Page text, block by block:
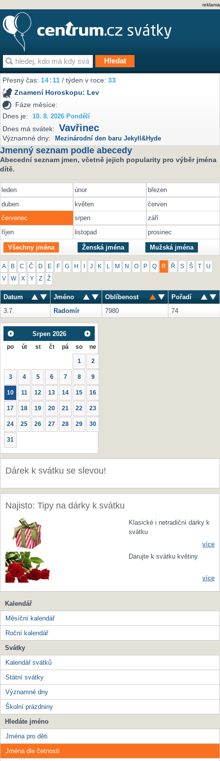
reklama
Přesný čas:14:11 / týden v roce:33
Znamení Horoskopu: Lev
Fáze měsíce:
Dnes je:
10. 8. 2026 Pondělí
Dnes má svátek: Vavřinec
Významné dny: Mezinárodní den baru Jekyll&Hyde
Jmenný seznam podle abecedy
Abecední seznam jmen, včetně jejich popularity pro výběr jména
dítě.
leden únor
březen
duben
květen
červen
červenec
srpen
září
říjen
listopad prosinec
Všechny jména Ženská jména Mužská jména
A B C Č D E F G H J K M N O P Q R Ř S Š U
V W X Y Z Ž
Datum Jméno Oblíbenost
Pořadí
3.7.
Radomír 7980 74
Srpen 2026
po út st čt pá so ne
1 2
3 4 5 6 7 8 9
10 11 12 13 14 15 16
17 18 19 20 21 22 23
24 25 26 27 28 29 30
31
Dárek k svátku se slevou!
Najisto: Tipy na dárky k svátku
Klasické i netradiční dárky k
svátku
více
Darujte k svátku květiny
více
Kalendář
Měsíční kalendář
Roční kalendář
Svátky
Kalendář svátků
Státní svátky
Významné dny
Školní prázdniny
Hledáte jméno
Jména pro děti
Jména dle četnosti